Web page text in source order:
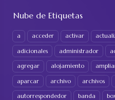
Nube de Etiquetas
a acceder activar
adicionales administrador
agregar alojamiento
aparcar archivo archivos
autorrespondedor banda